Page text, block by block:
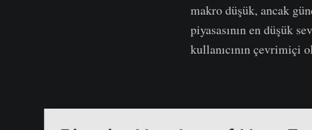
makro düşük, ancak
piyasasının en düşük
kullanıcının çevrimiçi